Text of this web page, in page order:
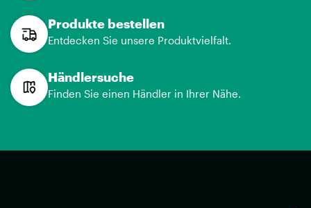
Produkte bestellen
Entdecken Sie unsere Produktvielfalt.
Händlersuche
Finden Sie einen Händler in Ihrer Nähe.